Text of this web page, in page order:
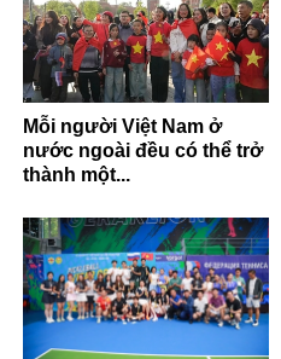
Mỗi người Việt Nam ở
nước ngoài đều có thể trở
thành một...